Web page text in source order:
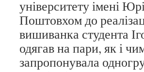
університету імені
Поштовхом до
вишиванка студента
одягав на пари, як і
запропонувала